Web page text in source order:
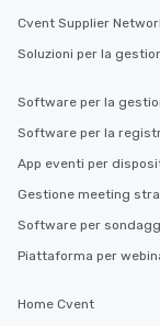
Cvent Supplier
Soluzioni per la
Software per la
Software per la
App eventi per
Gestione meeting
Software per
Piattaforma per
Home Cvent